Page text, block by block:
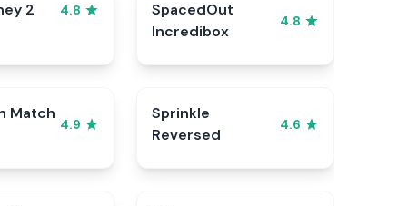
2 4.8
SpacedOut
Incredibox
4.8
Match
4.9
Sprinkle
Reversed
4.6